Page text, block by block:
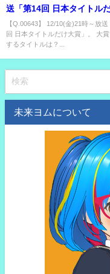
送「第14回 日本タイトル
賞」。 大賞を受賞するタ
は？
【Q.00643】 12/10(金)21時～放
回 日本タイトルだけ大賞」。 大
するタイトルは？...
未来ヨムについて